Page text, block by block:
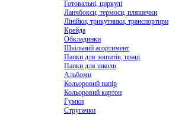
Готовальні, циркулі
Ланчбокси, термоси, пляшечки
Лінійки, трикутники, транспортири
Крейда
Обкладинки
Шкільний асортимент
Папки для зошитів, праці
Папки для школи
Альбоми
Кольоровий папір
Кольоровий картон
Гумки
Стругачки